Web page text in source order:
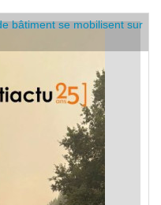
bâtiment se mobilisent sur